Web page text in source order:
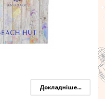
Докладніше...